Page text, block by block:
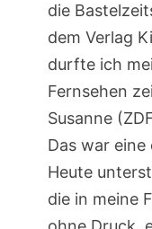
die
dem Verlag
durfte ich
Fernsehen
Susanne
Das war eine
Heute
die in meine